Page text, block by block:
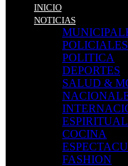
INICIO
NOTICIAS
POLICIALES
POLITICA
DEPORTES
SALUD &
COCINA
FASHION